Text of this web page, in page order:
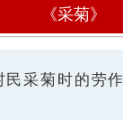
《采菊》
采菊时的劳